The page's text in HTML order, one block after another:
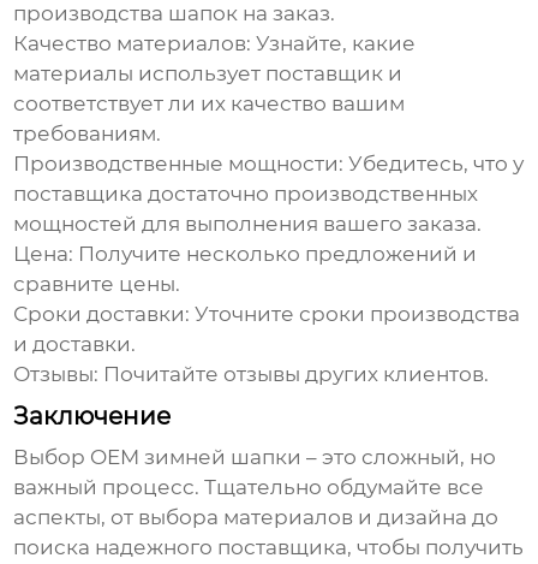
производства шапок на заказ.
Качество материалов: Узнайте, какие
материалы использует поставщик и
соответствует ли их качество вашим
требованиям.
Производственные мощности: Убедитесь, что у
поставщика достаточно производственных
мощностей для выполнения вашего заказа.
Цена: Получите несколько предложений и
сравните цены.
Сроки доставки: Уточните сроки производства
и доставки.
Отзывы: Почитайте отзывы других клиентов.
Заключение
Выбор OEM зимней шапки – это сложный, но
важный процесс. Тщательно обдумайте все
аспекты, от выбора материалов и дизайна до
поиска надежного поставщика, чтобы получить